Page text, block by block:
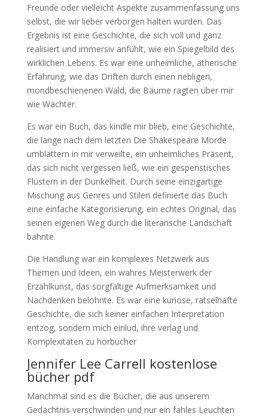
Freunde oder vielleicht Aspekte zusammenfassung uns
selbst, die wir lieber verborgen halten würden. Das
Ergebnis ist eine Geschichte, die sich voll und ganz
realisiert und immersiv anfühlt, wie ein Spiegelbild des
wirklichen Lebens. Es war eine unheimliche, ätherische
Erfahrung, wie das Driften durch einen nebligen,
mondbeschienenen Wald, die Bäume ragten über mir
wie Wächter.
Es war ein Buch, das kindle mir blieb, eine Geschichte,
die lange nach dem letzten Die Shakespeare Morde
umblättern in mir verweilte, ein unheimliches Präsent,
das sich nicht vergessen ließ, wie ein gespenstisches
Flüstern in der Dunkelheit. Durch seine einzigartige
Mischung aus Genres und Stilen definierte das Buch
eine einfache Kategorisierung, ein echtes Original, das
seinen eigenen Weg durch die literarische Landschaft
bahnte.
Die Handlung war ein komplexes Netzwerk aus
Themen und Ideen, ein wahres Meisterwerk der
Erzählkunst, das sorgfältige Aufmerksamkeit und
Nachdenken belohnte. Es war eine kuriose, rätselhafte
Geschichte, die sich keiner einfachen Interpretation
entzog, sondern mich einlud, ihre verlag und
Komplexitäten zu hörbücher
Jennifer Lee Carrell kostenlose
bücher pdf
Manchmal sind es die Bücher, die aus unserem
Gedächtnis verschwinden und nur ein fahles Leuchten